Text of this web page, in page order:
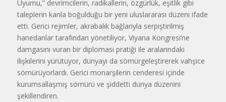
Uyumu,” devrimcilerin, radikallerin, özgürlük, eşitlik gibi
taleplerin kanla boğulduğu bir yeni uluslararası düzeni ifade
etti. Gerici rejimler, akrabalık bağlarıyla serpiştirilmiş
hanedanlar tarafından yönetiliyor, Viyana Kongresi’ne
damgasını vuran bir diplomasi pratiği ile aralarındaki
ilişkilerini yürütüyor, dünyayı da sömürgeleştirerek vahşice
sömürüyorlardı. Gerici monarşilerin cenderesi içinde
kurumsallaşmış sömürü ve şiddetti dünya düzenini
şekillendiren.